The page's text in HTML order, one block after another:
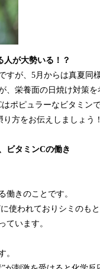
人が大勢いる！？
すが、5月からは真夏同
栄養面の日焼け対策
ポピュラーなビタミン
方をお伝えしましょう！
ビタミンCの働き
働きのことです。
使われておりシミのも
ています。
。